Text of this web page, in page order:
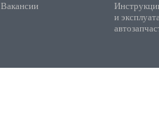
Вакансии
и